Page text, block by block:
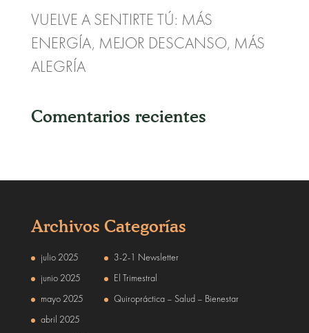
VUELVE A SENTIRTE TÚ: MÁS
ENERGÍA, MEJOR DESCANSO, MÁS
ALEGRÍA
Comentarios recientes
Archivos
julio 2025
junio 2025
mayo 2025
abril 2025
Categorías
3-2-1 Newsletter
El Trimestral
Quiropráctica – Salud – Bienestar